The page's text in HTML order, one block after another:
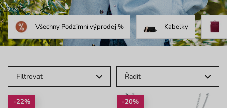
Všechny Podzimní výprodej % Kabelky
Filtrovat Řadit
-22% -20%